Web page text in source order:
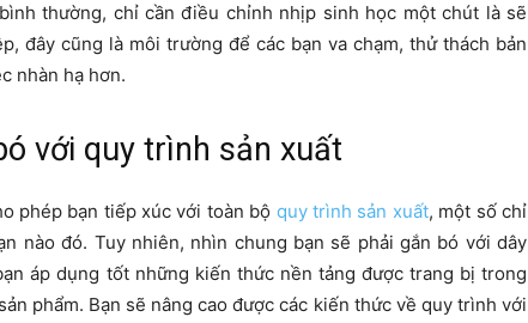
thường, chỉ cần điều chỉnh nhịp sinh học một chút là sẽ
đây cũng là môi trường để các bạn va chạm, thử thách bản
nhàn hạ hơn.
với quy trình sản xuất
phép bạn tiếp xúc với toàn bộ quy trình sản xuất, một số chỉ
nào đó. Tuy nhiên, nhìn chung bạn sẽ phải gắn bó với dây
áp dụng tốt những kiến thức nền tảng được trang bị trong
phẩm. Bạn sẽ nâng cao được các kiến thức về quy trình với